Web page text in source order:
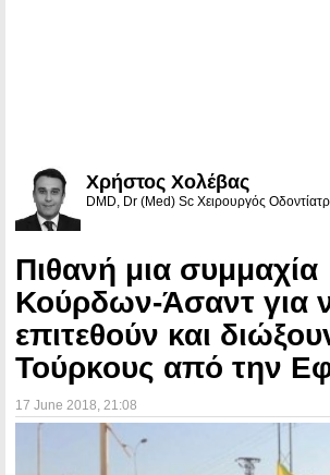
Χρήστος Χολέβας
DMD, Dr (Med) Sc Χειρουργός
Πιθανή μια συμμαχία
Κούρδων-Άσαντ για
επιτεθούν και
Τούρκους από την
17 June 2018 , 21:08